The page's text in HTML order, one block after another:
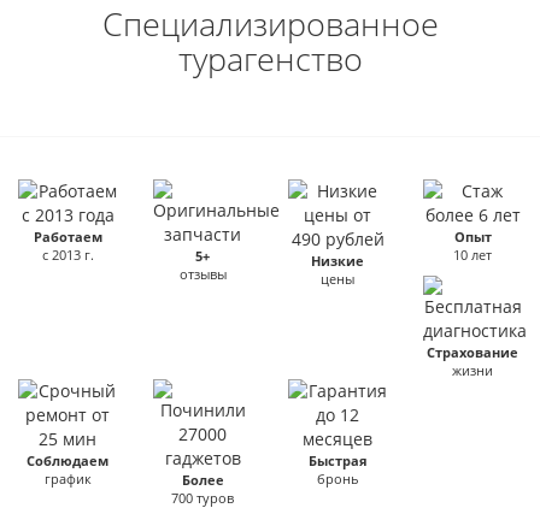
Специализированное
турагенство
Работаем
с 2013 г.
5+
отзывы
Низкие
цены
Опыт
10 лет
Страхование
жизни
Соблюдаем
график
Более
700 туров
Быстрая
бронь